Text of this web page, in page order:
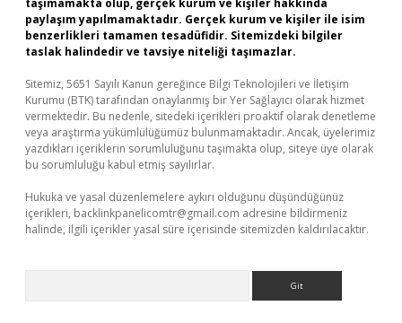
taşımamakta olup, gerçek kurum ve kişiler hakkında
paylaşım yapılmamaktadır. Gerçek kurum ve kişiler ile isim
benzerlikleri tamamen tesadüfidir. Sitemizdeki bilgiler
taslak halindedir ve tavsiye niteliği taşımazlar.
Sitemiz, 5651 Sayılı Kanun gereğince Bilgi Teknolojileri ve İletişim
Kurumu (BTK) tarafından onaylanmış bir Yer Sağlayıcı olarak hizmet
vermektedir. Bu nedenle, sitedeki içerikleri proaktif olarak denetleme
veya araştırma yükümlülüğümüz bulunmamaktadır. Ancak, üyelerimiz
yazdıkları içeriklerin sorumluluğunu taşımakta olup, siteye üye olarak
bu sorumluluğu kabul etmiş sayılırlar.
Hukuka ve yasal düzenlemelere aykırı olduğunu düşündüğünüz
içerikleri, backlinkpanelicomtr@gmail.com adresine bildirmeniz
halinde, ilgili içerikler yasal süre içerisinde sitemizden kaldırılacaktır.